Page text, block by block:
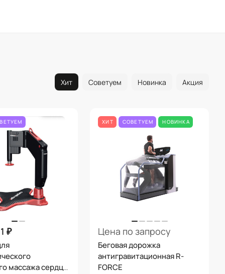
Хит Советуем Новинка Акция
₽
массажа сердца
ХИТ СОВЕТУЕМ НОВИНКА
Цена по запросу
Беговая дорожка
антигравитационная R-
FORCE